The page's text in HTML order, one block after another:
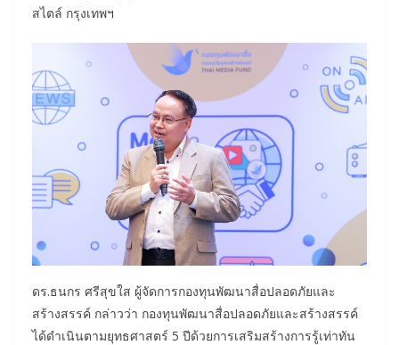
สไตล์ กรุงเทพฯ
ดร.ธนกร ศรีสุขใส ผู้จัดการกองทุนพัฒนาสื่อปลอดภัยและ
สร้างสรรค์ กล่าวว่า กองทุนพัฒนาสื่อปลอดภัยและสร้างสรรค์
ได้ดำเนินตามยุทธศาสตร์ 5 ปีด้วยการเสริมสร้างการรู้เท่าทัน